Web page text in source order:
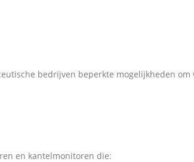
bedrijven beperkte mogelijkheden
en kantelmonitoren die: